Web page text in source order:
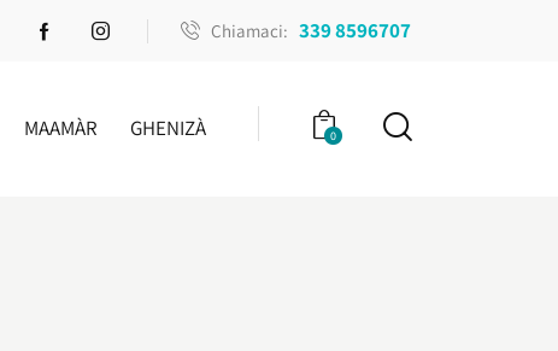
Chiamaci: 339 8596707
MAAMÀR GHENIZÀ 0